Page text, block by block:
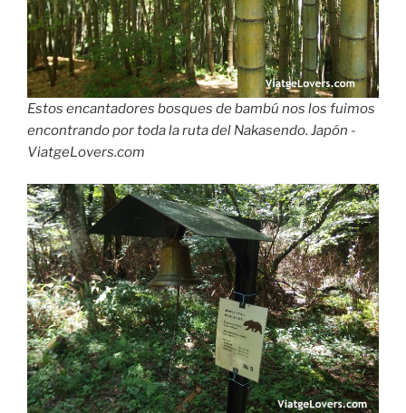
Estos encantadores bosques de bambú nos los fuimos
encontrando por toda la ruta del Nakasendo. Japón -
ViatgeLovers.com